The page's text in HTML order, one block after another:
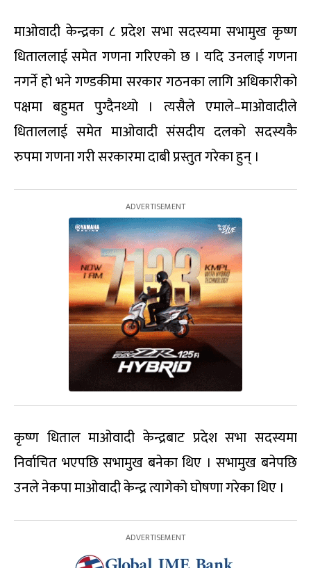
माओवादी केन्द्रका ८ प्रदेश सभा सदस्यमा सभामुख कृष्ण
धिताललाई समेत गणना गरिएको छ । यदि उनलाई गणना
नगर्ने हो भने गण्डकीमा सरकार गठनका लागि अधिकारीको
पक्षमा बहुमत पुग्दैनथ्यो । त्यसैले एमाले–माओवादीले
धिताललाई समेत माओवादी संसदीय दलको सदस्यकै
रुपमा गणना गरी सरकारमा दाबी प्रस्तुत गरेका हुन् ।
कृष्ण धिताल माओवादी केन्द्रबाट प्रदेश सभा सदस्यमा
निर्वाचित भएपछि सभामुख बनेका थिए । सभामुख बनेपछि
उनले नेकपा माओवादी केन्द्र त्यागेको घोषणा गरेका थिए ।